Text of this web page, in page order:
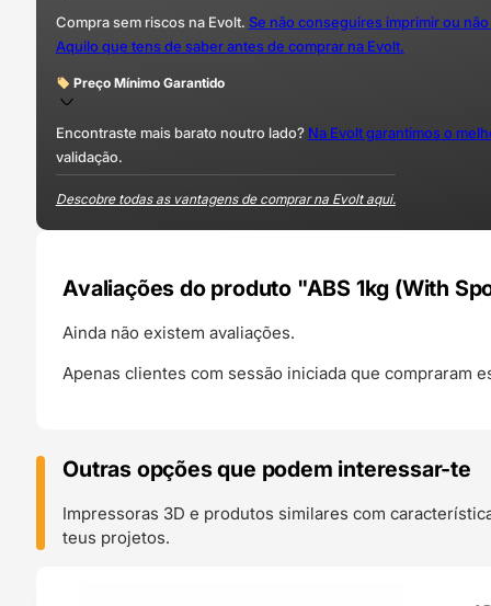
Compra sem riscos na Evolt. Se não conseguires imprimir ou
Aquilo que tens de saber antes de comprar na Evolt.
Preço Mínimo Garantido
Encontraste mais barato noutro lado? Na Evolt garantimos o
validação.
Descobre todas as vantagens de comprar na Evolt aqui.
Avaliações do produto "ABS 1kg (With
Ainda não existem avaliações.
Apenas clientes com sessão iniciada que compraram
Outras opções que podem interessar-te
Impressoras 3D e produtos similares com
teus projetos.